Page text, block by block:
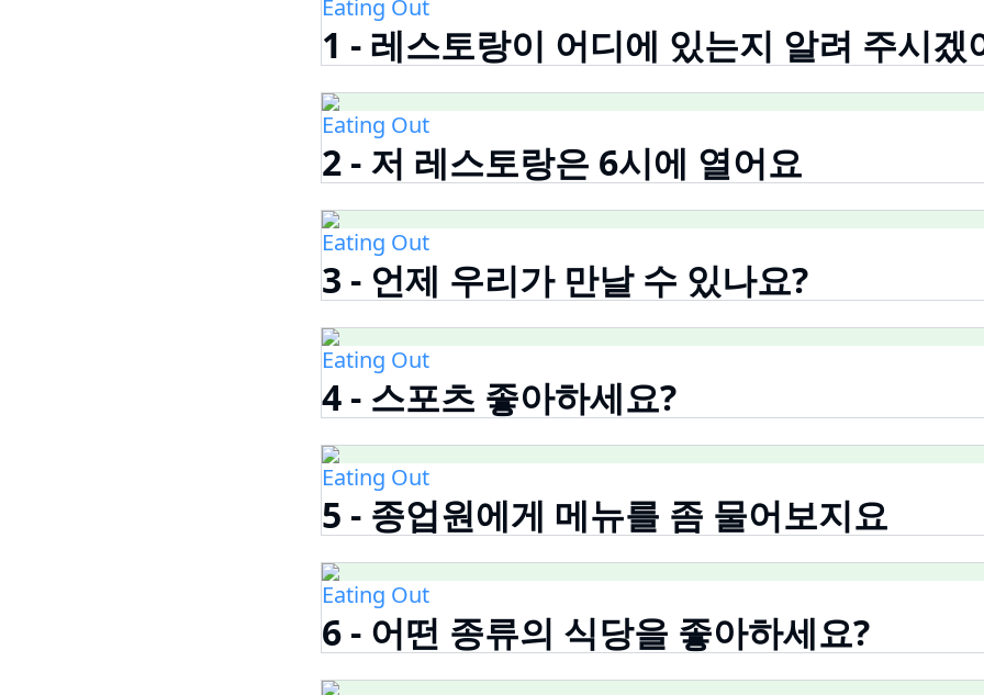
Eating Out
1 - 레스토랑이 어디에 있는지 알려 주시겠
Eating Out
2 - 저 레스토랑은 6시에 열어요
Eating Out
3 - 언제 우리가 만날 수 있나요?
Eating Out
4 - 스포츠 좋아하세요?
Eating Out
5 - 종업원에게 메뉴를 좀 물어보지요
Eating Out
6 - 어떤 종류의 식당을 좋아하세요?